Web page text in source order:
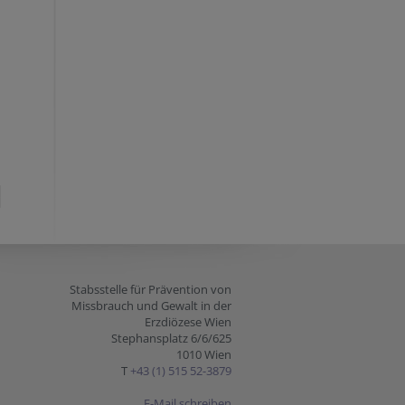
Stabsstelle für Prävention von
Missbrauch und Gewalt in der
Erzdiözese Wien
Stephansplatz 6/6/625
1010 Wien
T +43 (1) 515 52-3879